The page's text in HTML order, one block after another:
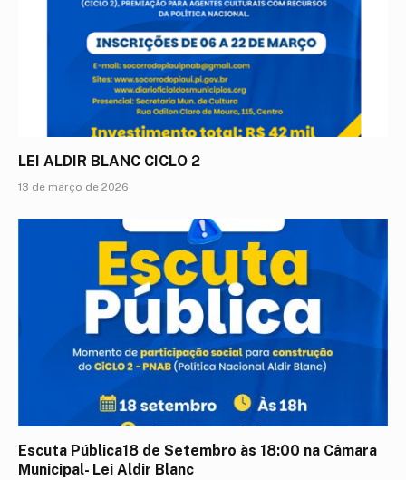
LEI ALDIR BLANC CICLO 2
13 de março de 2026
Escuta Pública18 de Setembro às 18:00 na Câmara
Municipal- Lei Aldir Blanc